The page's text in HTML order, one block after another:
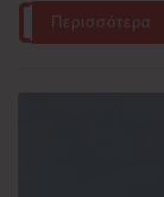
Περισσότερα